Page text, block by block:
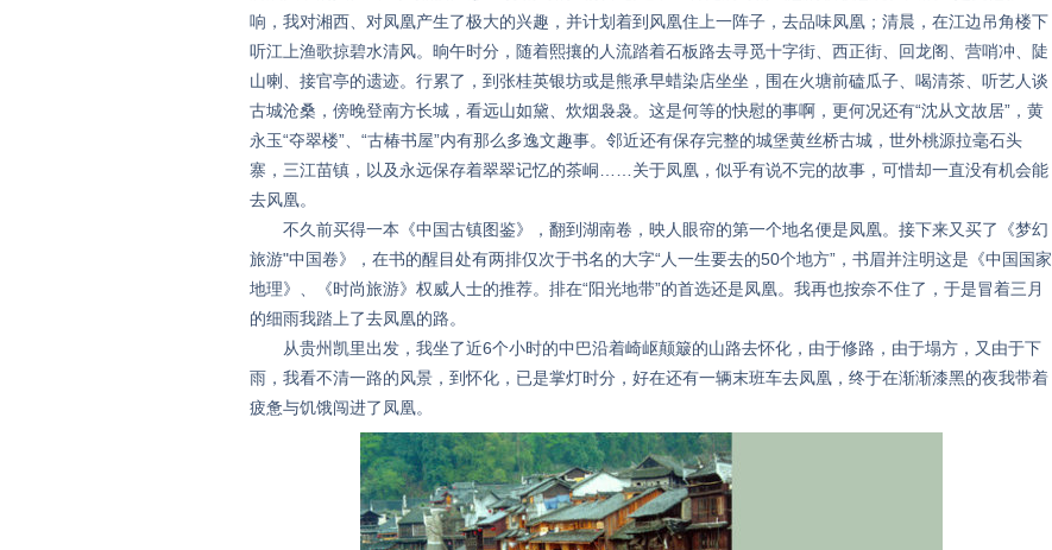
响，我对湘西、对凤凰产生了极大的兴趣，并计划着到风凰住上一阵子，去品味凤凰；清晨，在江边吊角楼下
听江上渔歌掠碧水清风。晌午时分，随着熙攘的人流踏着石板路去寻觅十字街、西正街、回龙阁、营哨冲、陡
山喇、接官亭的遗迹。行累了，到张桂英银坊或是熊承早蜡染店坐坐，围在火塘前磕瓜子、喝清茶、听艺人谈
古城沧桑，傍晚登南方长城，看远山如黛、炊烟袅袅。这是何等的快慰的事啊，更何况还有“沈从文故居”，黄
永玉“夺翠楼”、“古椿书屋”内有那么多逸文趣事。邻近还有保存完整的城堡黄丝桥古城，世外桃源拉毫石头
寨，三江苗镇，以及永远保存着翠翠记忆的茶峒……关于凤凰，似乎有说不完的故事，可惜却一直没有机会能
去风凰。
不久前买得一本《中国古镇图鉴》，翻到湖南卷，映人眼帘的第一个地名便是凤凰。接下来又买了《梦幻
旅游"中国卷》，在书的醒目处有两排仅次于书名的大字“人一生要去的50个地方”，书眉并注明这是《中国国家
地理》、《时尚旅游》权威人士的推荐。排在“阳光地带”的首选还是凤凰。我再也按奈不住了，于是冒着三月
的细雨我踏上了去凤凰的路。
从贵州凯里出发，我坐了近6个小时的中巴沿着崎岖颠簸的山路去怀化，由于修路，由于塌方，又由于下
雨，我看不清一路的风景，到怀化，已是掌灯时分，好在还有一辆末班车去凤凰，终于在渐渐漆黑的夜我带着
疲惫与饥饿闯进了凤凰。